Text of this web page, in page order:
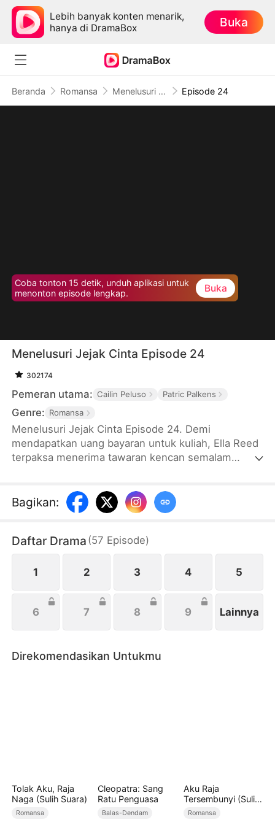
Lebih banyak konten menarik,
hanya di DramaBox
Buka
Beranda Romansa Menelusuri Jejak Cinta Episode 24
Coba tonton 15 detik, unduh aplikasi untuk
menonton episode lengkap.
Buka
Menelusuri Jejak Cinta Episode 24
302174
Pemeran utama: Cailin Peluso Patric Palkens
Genre: Romansa
Menelusuri Jejak Cinta Episode 24. Demi
mendapatkan uang bayaran untuk kuliah, Ella Reed
terpaksa menerima tawaran kencan semalam
gen infertilitas dari keluarga. Saat Sebastian
mengetahui Ella ternyata hamil anak kembar,
dan memastikan kehamilan Ella berjalan lancar
demi mendapatkan ahli waris yang telah lama
diidam-idamkannya.
Bagikan:
Daftar Drama (57 Episode)
1 2 3 4 5
6 7 8 9 Lainnya
Direkomendasikan Untukmu
Tolak Aku, Raja
Naga (Sulih Suara)
Romansa
Cleopatra: Sang
Ratu Penguasa
Balas-Dendam
Aku Raja
Tersembunyi (Sulih
Suara)
Romansa